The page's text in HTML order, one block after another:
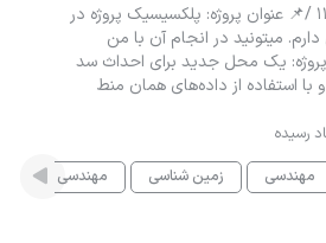
🔢 کد پروژه: 115345 /📌 عنوان پروژه: پلکسیسیک پروژه در
میتونید در انجام آن با من
یک محل جدید برای احداث سد
با استفاده از داده‌های همان منط
مهندسی زمین شناسی مهندسی مکانیک